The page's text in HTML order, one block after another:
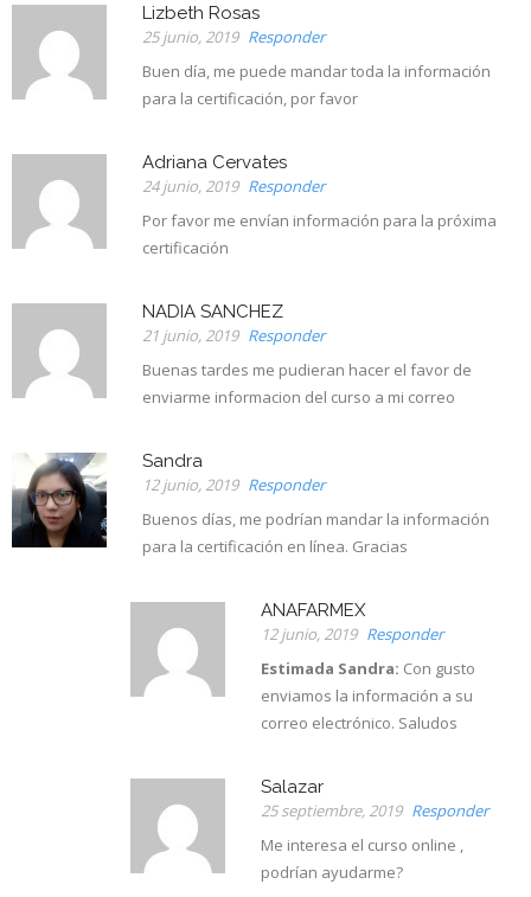
Lizbeth Rosas
25 junio, 2019 Responder
Buen día, me puede mandar toda la información
para la certificación, por favor
Adriana Cervates
24 junio, 2019 Responder
Por favor me envían información para la próxima
certificación
NADIA SANCHEZ
21 junio, 2019 Responder
Buenas tardes me pudieran hacer el favor de
enviarme informacion del curso a mi correo
Sandra
12 junio, 2019 Responder
Buenos días, me podrían mandar la información
para la certificación en línea. Gracias
ANAFARMEX
12 junio, 2019 Responder
Estimada Sandra: Con gusto
enviamos la información a su
correo electrónico. Saludos
Salazar
25 septiembre, 2019 Responder
Me interesa el curso online ,
podrían ayudarme?